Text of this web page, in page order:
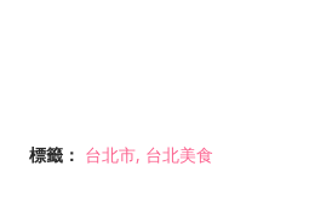
標籤： 台北市 台北美食